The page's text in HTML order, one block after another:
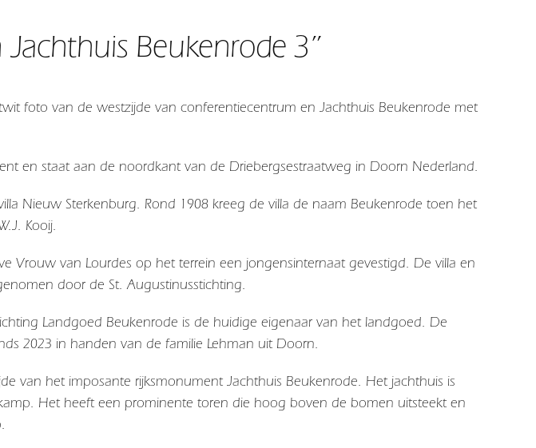
Beukenrode 3”
foto van de westzijde van conferentiecentrum en Jachthuis Beukenrode met
en staat aan de noordkant van de Driebergsestraatweg in Doorn Nederland.
Nieuw Sterkenburg. Rond 1908 kreeg de villa de naam Beukenrode toen het
Kooij.
Vrouw van Lourdes op het terrein een jongensinternaat gevestigd. De villa en
door de St. Augustinusstichting.
Landgoed Beukenrode is de huidige eigenaar van het landgoed. De
2023 in handen van de familie Lehman uit Doorn.
van het imposante rijksmonument Jachthuis Beukenrode. Het jachthuis is
Het heeft een prominente toren die hoog boven de bomen uitsteekt en